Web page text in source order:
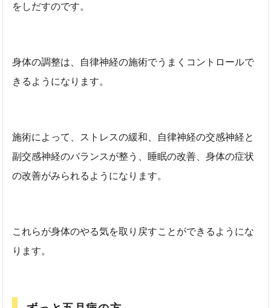
をしだすのです。
身体の調整は、自律神経の施術でうまくコントロールで
きるようになります。
施術によって、ストレスの緩和、自律神経の交感神経と
副交感神経のバランスが整う、睡眠の改善、身体の症状
の改善がみられるようになります。
これらが身体のやる気を取り戻すことができるようにな
ります。